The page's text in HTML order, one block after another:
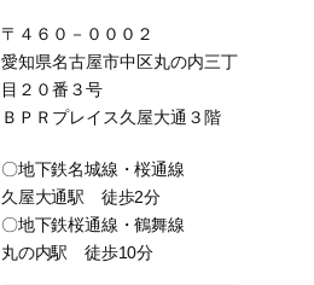
〒４６０－０００２
愛知県名古屋市中区丸の内三丁
目２０番３号
ＢＰＲプレイス久屋大通３階
〇地下鉄名城線・桜通線
久屋大通駅 徒歩2分
〇地下鉄桜通線・鶴舞線
丸の内駅 徒歩10分